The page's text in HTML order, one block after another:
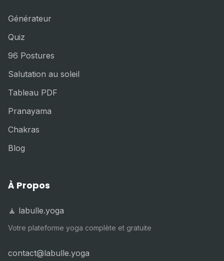
Générateur
Quiz
96 Postures
Salutation au soleil
Tableau PDF
Pranayama
Chakras
Blog
À Propos
🧘 labulle.yoga
Votre plateforme yoga complète et gratuite
contact@labulle.yoga